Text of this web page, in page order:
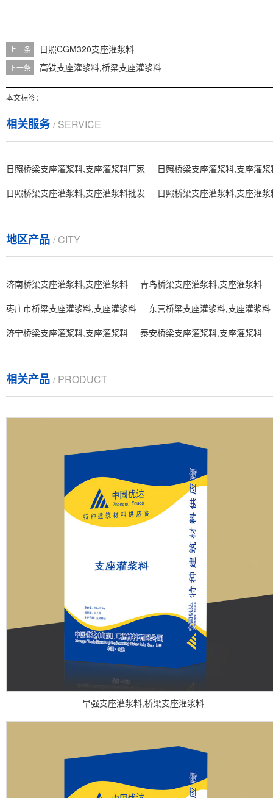
上一条 日照CGM320支座灌浆料
下一条 高铁支座灌浆料,桥梁支座灌浆料
本文标签：
相关服务/ SERVICE
日照桥梁支座灌浆料,支座灌浆料厂家
日照桥梁支座灌浆料,支座灌
日照桥梁支座灌浆料,支座灌浆料批发
日照桥梁支座灌浆料,支座灌
地区产品 / CITY
济南桥梁支座灌浆料,支座灌浆料
青岛桥梁支座灌浆料,支座灌浆料
枣庄市桥梁支座灌浆料,支座灌浆料
东营桥梁支座灌浆料,支座灌浆料
济宁桥梁支座灌浆料,支座灌浆料
泰安桥梁支座灌浆料,支座灌浆料
相关产品 / PRODUCT
早强支座灌浆料,桥梁支座灌浆料